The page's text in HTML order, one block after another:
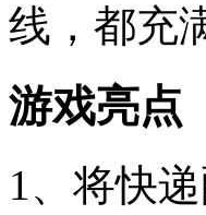
线，都充
游戏亮点
1、将快